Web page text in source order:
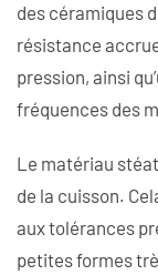
des céramiques
résistance
pression, ainsi
fréquences des
Le matériau
de la cuisson.
aux tolérances
petites formes